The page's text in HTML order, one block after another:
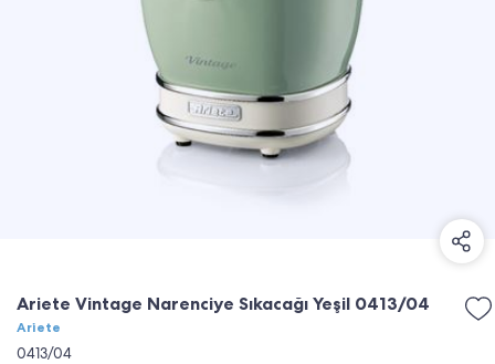
Ariete Vintage Narenciye Sıkacağı Yeşil 0413/04
Ariete
0413/04